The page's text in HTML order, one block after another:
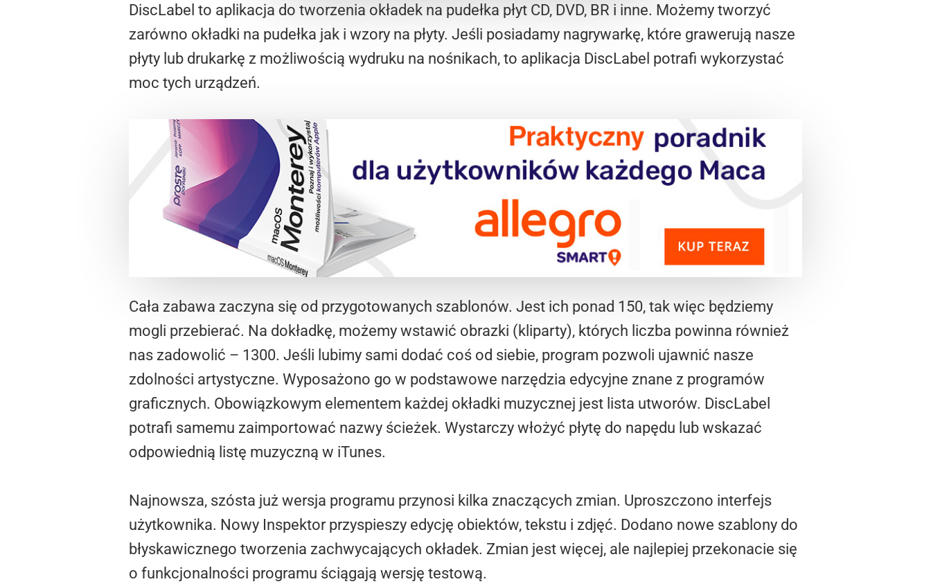
DiscLabel to aplikacja do tworzenia okładek na pudełka płyt CD, DVD, BR i inne. Możemy tworzyć
zarówno okładki na pudełka jak i wzory na płyty. Jeśli posiadamy nagrywarkę, które grawerują nasze
płyty lub drukarkę z możliwością wydruku na nośnikach, to aplikacja DiscLabel potrafi wykorzystać
moc tych urządzeń.
Cała zabawa zaczyna się od przygotowanych szablonów. Jest ich ponad 150, tak więc będziemy
mogli przebierać. Na dokładkę, możemy wstawić obrazki (kliparty), których liczba powinna również
nas zadowolić – 1300. Jeśli lubimy sami dodać coś od siebie, program pozwoli ujawnić nasze
zdolności artystyczne. Wyposażono go w podstawowe narzędzia edycyjne znane z programów
graficznych. Obowiązkowym elementem każdej okładki muzycznej jest lista utworów. DiscLabel
potrafi samemu zaimportować nazwy ścieżek. Wystarczy włożyć płytę do napędu lub wskazać
odpowiednią listę muzyczną w iTunes.
Najnowsza, szósta już wersja programu przynosi kilka znaczących zmian. Uproszczono interfejs
użytkownika. Nowy Inspektor przyspieszy edycję obiektów, tekstu i zdjęć. Dodano nowe szablony do
błyskawicznego tworzenia zachwycających okładek. Zmian jest więcej, ale najlepiej przekonacie się
o funkcjonalności programu ściągają wersję testową.